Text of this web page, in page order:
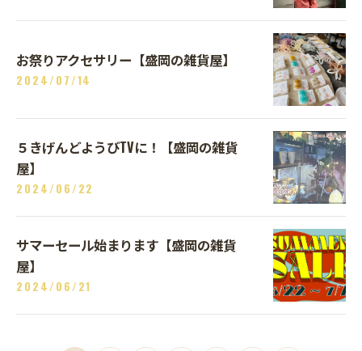
お祭りアクセサリー【盛岡の雑貨屋】
2024/07/14
５きげんどようびTVに！【盛岡の雑貨
屋】
2024/06/22
サマーセール始まります【盛岡の雑貨
屋】
2024/06/21